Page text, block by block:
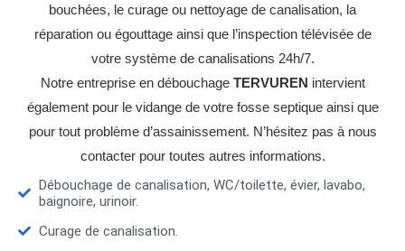
bouchées, le curage ou nettoyage de canalisation, la
réparation ou égouttage ainsi que l’inspection télévisée de
votre système de canalisations 24h/7.
Notre entreprise en débouchage TERVUREN intervient
également pour le vidange de votre fosse septique ainsi que
pour tout problème d’assainissement. N’hésitez pas à nous
contacter pour toutes autres informations.
Débouchage de canalisation, WC/toilette, évier, lavabo,
baignoire, urinoir.
Curage de canalisation.